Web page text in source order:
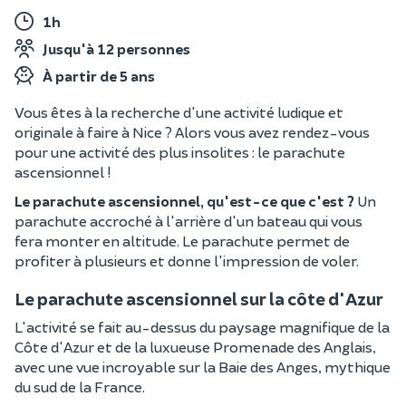
1h
Jusqu'à 12 personnes
À partir de 5 ans
Vous êtes à la recherche d'une activité ludique et
originale à faire à Nice ? Alors vous avez rendez-vous
pour une activité des plus insolites : le parachute
ascensionnel !
Le parachute ascensionnel, qu'est-ce que c'est ? Un
parachute accroché à l'arrière d'un bateau qui vous
fera monter en altitude. Le parachute permet de
profiter à plusieurs et donne l'impression de voler.
Le parachute ascensionnel sur la côte d'Azur
L'activité se fait au-dessus du paysage magnifique de la
Côte d'Azur et de la luxueuse Promenade des Anglais,
avec une vue incroyable sur la Baie des Anges, mythique
du sud de la France.